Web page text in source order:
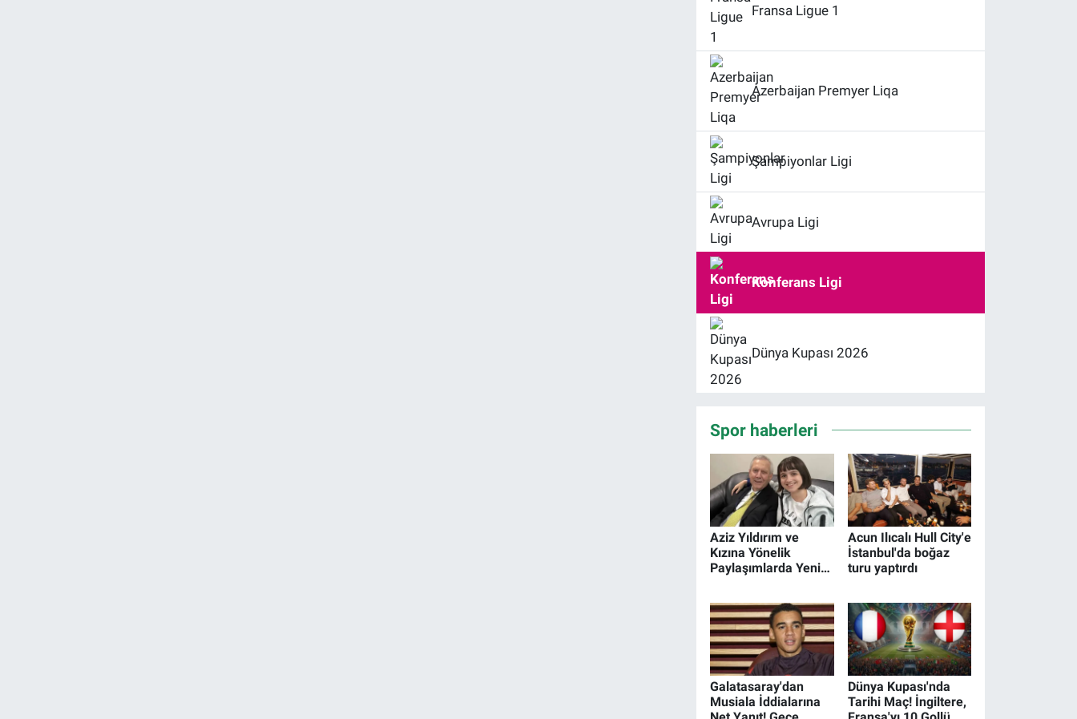
Fransa Ligue 1
Azerbaijan Premyer Liqa
Şampiyonlar Ligi
Avrupa Ligi
Konferans Ligi
Dünya Kupası 2026
Spor haberleri
Aziz Yıldırım ve
Kızına Yönelik
Paylaşımlarda Yeni
Acun Ilıcalı Hull City'e
İstanbul'da boğaz
turu yaptırdı
Galatasaray'dan
Musiala İddialarına
Dünya Kupası'nda
Tarihi Maç! İngiltere,